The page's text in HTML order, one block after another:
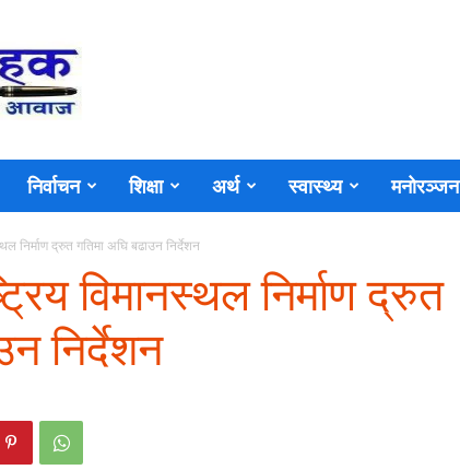
निर्वाचन शिक्षा अर्थ स्वास्थ्य मनोरञ्जन
निर्माण द्रुत गतिमा अघि बढाउन निर्देशन
विमानस्थल निर्माण द्रुत
निर्देशन